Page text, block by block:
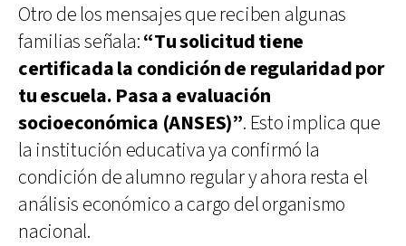
Otro de los mensajes que reciben algunas
familias señala:“Tu solicitud tiene
certificada la condición de regularidad por
tu escuela. Pasa a evaluación
socioeconómica (ANSES)”. Esto implica que
la institución educativa ya confirmó la
condición de alumno regular y ahora resta el
análisis económico a cargo del organismo
nacional.